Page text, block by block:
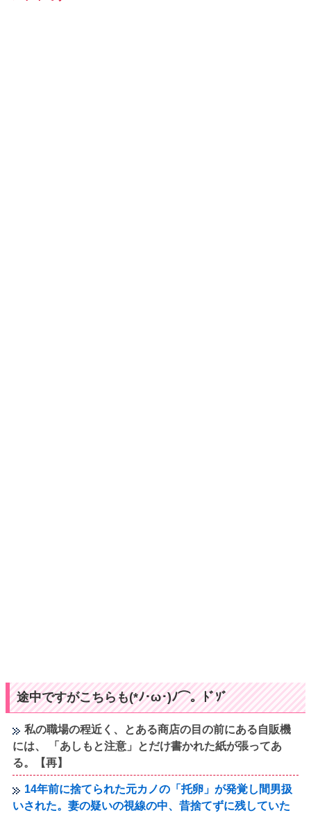
途中ですがこちらも(*ﾉ･ω･)ﾉ⌒。ﾄﾞｿﾞ
私の職場の程近く、とある商店の目の前にある自販機
には、 「あしもと注意」とだけ書かれた紙が張ってあ
る。【再】
14年前に捨てられた元カノの「托卵」が発覚し間男扱
いされた。妻の疑いの視線の中、昔捨てずに残していた